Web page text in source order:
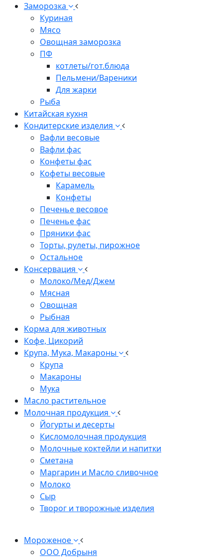
Заморозка
Куриная
Мясо
Овощная заморозка
ПФ
котлеты/гот.блюда
Пельмени/Вареники
Для жарки
Рыба
Китайская кухня
Кондитерские изделия
Вафли весовые
Вафли фас
Конфеты фас
Кофеты весовые
Карамель
Конфеты
Печенье весовое
Печенье фас
Пряники фас
Торты, рулеты, пирожное
Остальное
Консервация
Молоко/Мед/Джем
Мясная
Овощная
Рыбная
Корма для животных
Кофе, Цикорий
Крупа, Мука, Макароны
Крупа
Макароны
Мука
Масло растительное
Молочная продукция
Йогурты и десерты
Кисломолочная продукция
Молочные коктейли и напитки
Сметана
Маргарин и Масло сливочное
Молоко
Сыр
Творог и творожные изделия
Мороженое
ООО Добрыня